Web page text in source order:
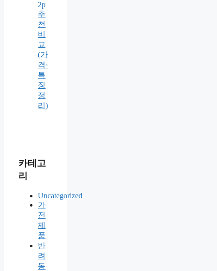
2p
추
천
비
교
(가
격·
특
징
정
리)
카테고
리
Uncategorized
가
전
제
품
반
려
동